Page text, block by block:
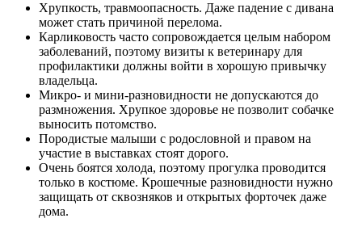
Хрупкость, травмоопасность. Даже падение с дивана
может стать причиной перелома.
Карликовость часто сопровождается целым набором
заболеваний, поэтому визиты к ветеринару для
профилактики должны войти в хорошую привычку
владельца.
Микро- и мини-разновидности не допускаются до
размножения. Хрупкое здоровье не позволит собачке
выносить потомство.
Породистые малыши с родословной и правом на
участие в выставках стоят дорого.
Очень боятся холода, поэтому прогулка проводится
только в костюме. Крошечные разновидности нужно
защищать от сквозняков и открытых форточек даже
дома.